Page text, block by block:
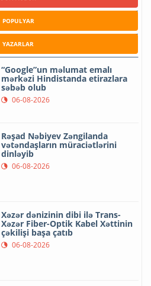
POPULYAR
YAZARLAR
“Google”un məlumat emalı
mərkəzi Hindistanda etirazlara
səbəb olub
06-08-2026
Rəşad Nəbiyev Zəngilanda
vətəndaşların müraciətlərini
dinləyib
06-08-2026
Xəzər dənizinin dibi ilə Trans-
Xəzər Fiber-Optik Kabel Xəttinin
çəkilişi başa çatıb
06-08-2026